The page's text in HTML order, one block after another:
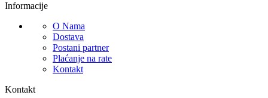
Informacije
O Nama
Dostava
Postani partner
Plaćanje na rate
Kontakt
Kontakt